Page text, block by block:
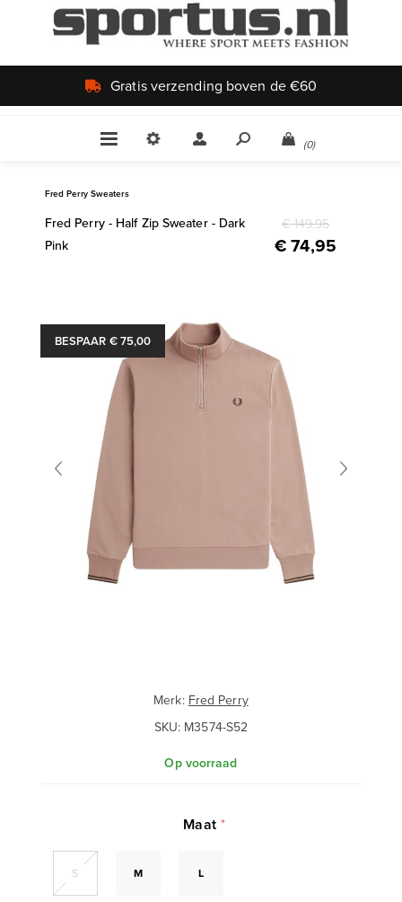
Gratis verzending boven de €60
(0)
Fred Perry Sweaters
Fred Perry - Half Zip Sweater - Dark
Pink
€ 149,95
€ 74,95
BESPAAR € 75,00
Merk: Fred Perry
SKU: M3574-S52
Op voorraad
Maat*
S M L